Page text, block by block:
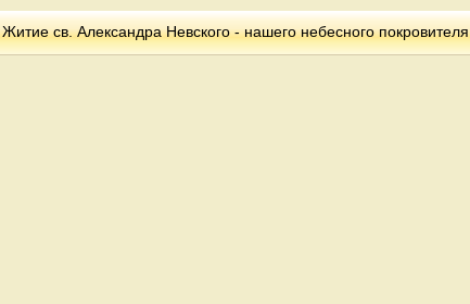
Житие св. Александра Невского - нашего небесного покровителя